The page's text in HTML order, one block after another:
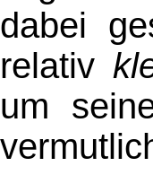
dabei
relativ
um